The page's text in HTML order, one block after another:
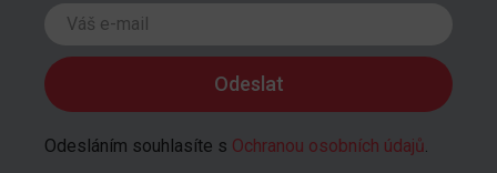
Odesláním souhlasíte s Ochranou osobních údajů.